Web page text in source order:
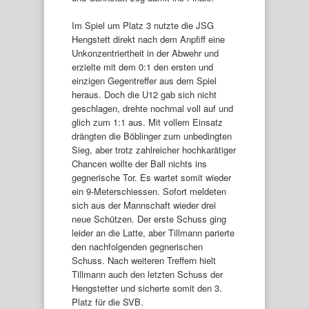
Im Spiel um Platz 3 nutzte die JSG
Hengstett direkt nach dem Anpfiff eine
Unkonzentriertheit in der Abwehr und
erzielte mit dem 0:1 den ersten und
einzigen Gegentreffer aus dem Spiel
heraus. Doch die U12 gab sich nicht
geschlagen, drehte nochmal voll auf und
glich zum 1:1 aus. Mit vollem Einsatz
drängten die Böblinger zum unbedingten
Sieg, aber trotz zahlreicher hochkarätiger
Chancen wollte der Ball nichts ins
gegnerische Tor. Es wartet somit wieder
ein 9-Meterschiessen. Sofort meldeten
sich aus der Mannschaft wieder drei
neue Schützen. Der erste Schuss ging
leider an die Latte, aber Tillmann parierte
den nachfolgenden gegnerischen
Schuss. Nach weiteren Treffern hielt
Tillmann auch den letzten Schuss der
Hengstetter und sicherte somit den 3.
Platz für die SVB.